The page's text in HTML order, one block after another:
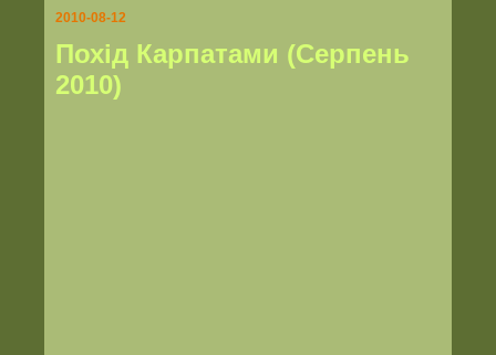
2010-08-12
Похід Карпатами (Серпень
2010)